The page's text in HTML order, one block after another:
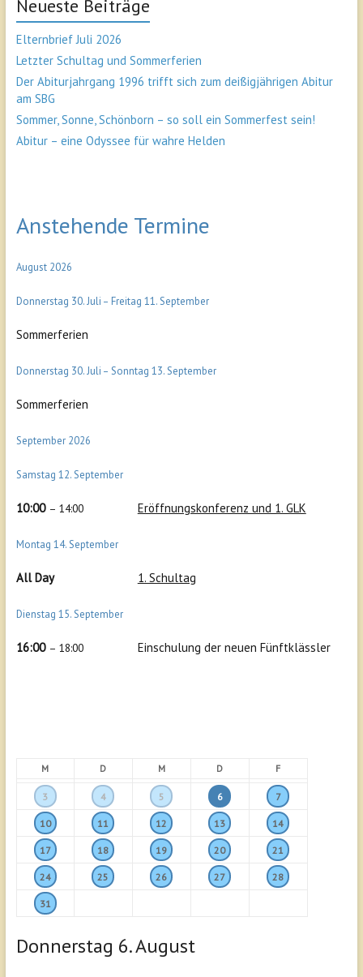
Neueste Beiträge
Elternbrief Juli 2026
Letzter Schultag und Sommerferien
Der Abiturjahrgang 1996 trifft sich zum deißigjährigen Abitur
am SBG
Sommer, Sonne, Schönborn – so soll ein Sommerfest sein!
Abitur – eine Odyssee für wahre Helden
Anstehende Termine
August 2026
Donnerstag 30.Juli – Freitag 11.September
Sommerferien
Donnerstag 30.Juli – Sonntag 13.September
Sommerferien
September 2026
Samstag 12.September
10:00 – 14:00 Eröffnungskonferenz und 1. GLK
Montag 14.September
All Day 1. Schultag
Dienstag 15.September
16:00 – 18:00 Einschulung der neuen Fünftklässler
M D M D F
3 4 5 6 7
10 11 12 13 14
17 18 19 20 21
24 25 26 27 28
31
Donnerstag 6.August